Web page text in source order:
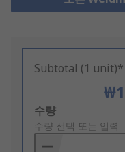
Subtotal (1 unit)*
Add
to
Basket
수량
수량 선택 또는 입력